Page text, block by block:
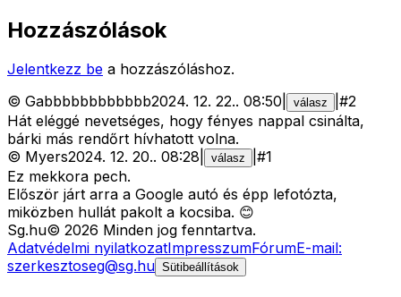
Hozzászólások
Jelentkezz be a hozzászóláshoz.
© Gabbbbbbbbbbbb2024. 12. 22.. 08:50 válasz #2
Hát eléggé nevetséges, hogy fényes nappal csinálta,
bárki más rendőrt hívhatott volna.
© Myers2024. 12. 20.. 08:28 válasz #1
Ez mekkora pech.
Először járt arra a Google autó és épp lefotózta,
miközben hullát pakolt a kocsiba. 😊
Sg.hu© 2026 Minden jog fenntartva.
Adatvédelmi nyilatkozatImpresszumFórumE-mail:
szerkesztoseg@sg.hu Sütibeállítások